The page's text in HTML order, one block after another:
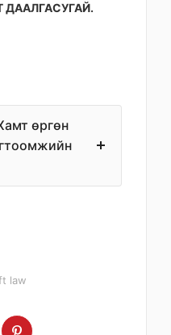
өргөн
law